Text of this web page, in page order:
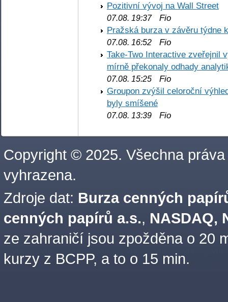
Pozitivní vývoj na Wall Street
07.08. 19:37Fio
Pražská burza v závěru týdne
07.08. 16:52 Fio
Take-Two Interactive zveřejnil
mírně překonaly odhady
07.08. 15:25 Fio
Groupon zvýšil celoroční
byly smíšené
07.08. 13:39 Fio
Copyright © 2025. Všechna práva
vyhrazena.
Zdroje dat: Burza cenných
cenných papírů a.s., NASDAQ,
ze zahraničí jsou zpožděna o 20
kurzy z BCPP, a to o 15 min.